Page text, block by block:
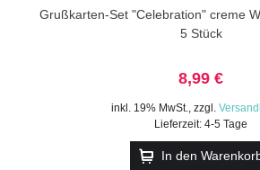
Grußkarten-Set "Celebration" creme
5 Stück
8,99 €
inkl. 19% MwSt., zzgl.
Lieferzeit: 4-5 Tage
In den